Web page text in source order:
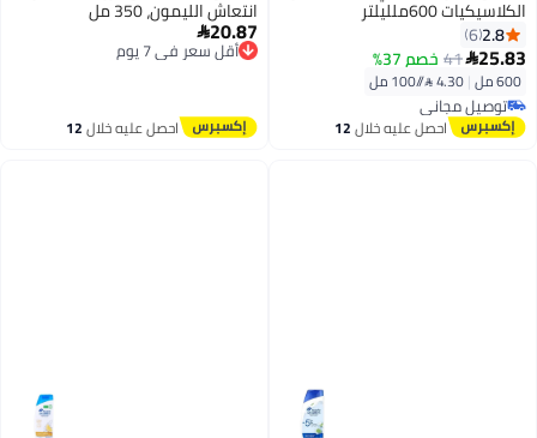
41خصم 37%
احصل عليه خلال12
اغسطس
انتعاش الليمون، 350 مل
أقل سعر في 7 يوم
توصيل مجاني
احصل عليه خلال12
اغسطس